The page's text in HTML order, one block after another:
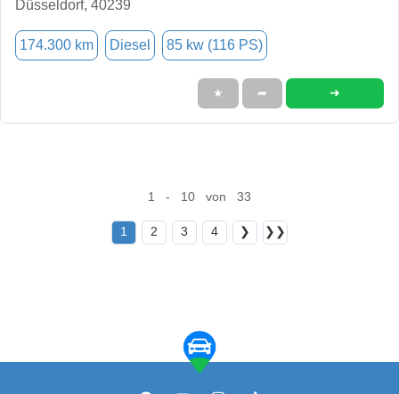
Düsseldorf, 40239
174.300 km Diesel 85 kw (116 PS)
★ ➦ ➜
1 - 10 von 33
1 2 3 4 ❯ ❯❯